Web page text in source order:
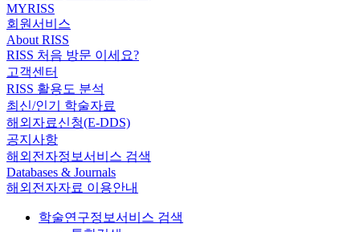
MYRISS
회원서비스
About RISS
RISS 처음 방문 이세요?
고객센터
RISS 활용도 분석
최신/인기 학술자료
해외자료신청(E-DDS)
공지사항
해외전자정보서비스 검색
Databases & Journals
해외전자자료 이용안내
학술연구정보서비스 검색